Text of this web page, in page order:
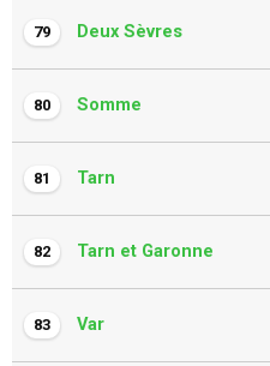
79 Deux Sèvres
80 Somme
81 Tarn
82 Tarn et Garonne
83 Var